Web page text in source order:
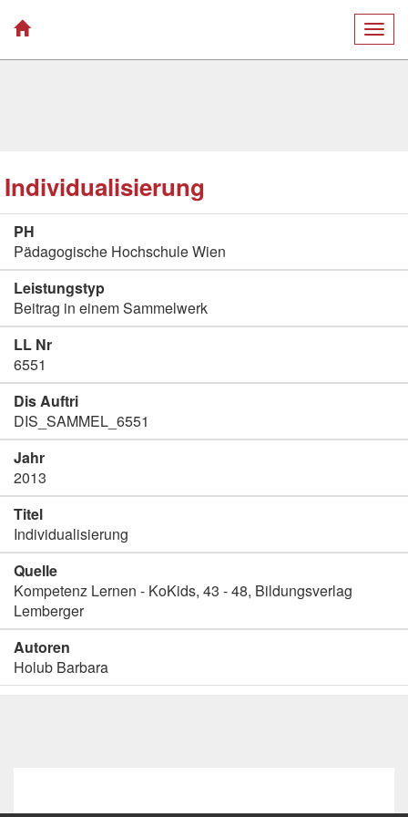
Individualisierung
PH
Pädagogische Hochschule Wien
Leistungstyp
Beitrag in einem Sammelwerk
LL Nr
6551
Dis Auftri
DIS_SAMMEL_6551
Jahr
2013
Titel
Individualisierung
Quelle
Kompetenz Lernen - KoKids, 43 - 48, Bildungsverlag
Lemberger
Autoren
Holub Barbara